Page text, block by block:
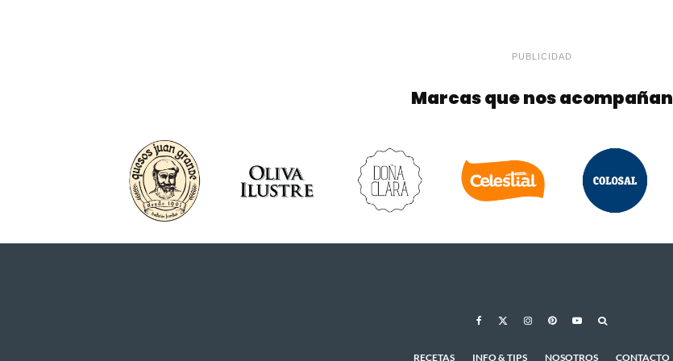
PUBLICIDAD
Marcas que nos acompañan
RECETAS INFO & TIPS NOSOTROS CONTACTO